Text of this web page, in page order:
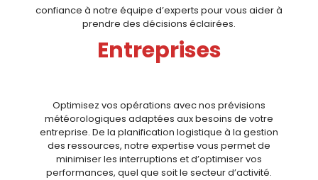
confiance à notre équipe d’experts pour vous aider à
prendre des décisions éclairées.
Entreprises
Optimisez vos opérations avec nos prévisions
météorologiques adaptées aux besoins de votre
entreprise. De la planification logistique à la gestion
des ressources, notre expertise vous permet de
minimiser les interruptions et d’optimiser vos
performances, quel que soit le secteur d’activité.